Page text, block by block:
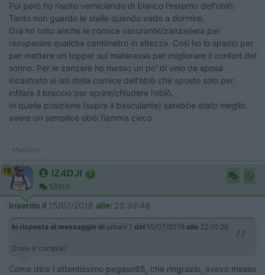
Poi però ho risolto verniciando di bianco l'esterno dell'oblò.
Tanto non guardo le stelle quando vado a dormire.
Ora ho tolto anche la cornice oscurante/zanzariera per
recuperare qualche centimetro in altezza. Così ho lo spazio per
per mettere un topper sul materasso per migliorare il confort del
sonno. Per le zanzare ho messo un po' di velo da sposa
incastrato ai lati della cornice dell'oblò che sposto solo per
infilare il braccio per aprire/chiudere l'oblò.
In quella posizione (sopra il basculante) sarebbe stato meglio
avere un semplice oblò fiamma cieco
Massimo
19 IZ4DJI
58914
Inserito il 15/07/2018 alle: 23:39:46
In risposta al messaggio di urbani 1 del 15/07/2018 alle 22:10:20
Dove si compra?
Come dice l attentissimo pegaso65, che ringrazio, avevo messo